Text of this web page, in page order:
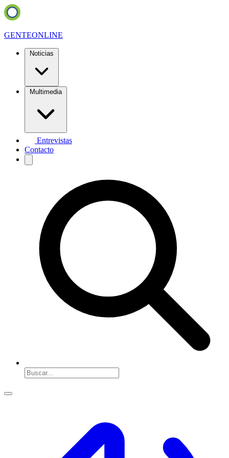
GENTEONLINE
Noticias
Multimedia
Entrevistas
Contacto